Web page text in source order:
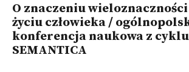
O znaczeniu
życiu człowieka /
konferencja naukowa z
SEMANTICA